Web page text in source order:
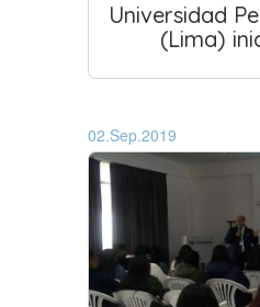
Universidad
(Lima)
02.Sep.2019